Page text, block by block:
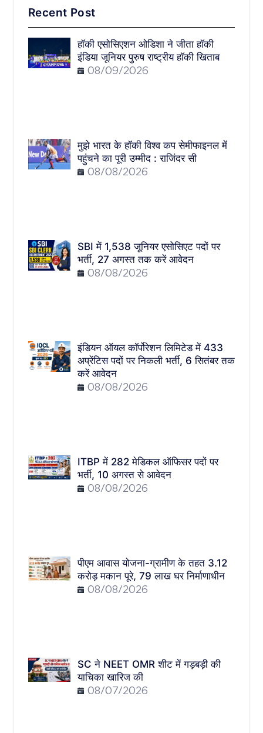
Recent Post
हॉकी एसोसिएशन ओडिशा ने जीता हॉकी
इंडिया जूनियर पुरुष राष्ट्रीय हॉकी खिताब
08/09/2026
मुझे भारत के हॉकी विश्व कप सेमीफाइनल में
पहुंचने का पूरी उम्मीद : राजिंदर सी
08/08/2026
SBI में 1,538 जूनियर एसोसिएट पदों पर
भर्ती, 27 अगस्त तक करें आवेदन
08/08/2026
इंडियन ऑयल कॉर्पोरेशन लिमिटेड में 433
अप्रेंटिस पदों पर निकली भर्ती, 6 सितंबर तक
करें आवेदन
08/08/2026
ITBP में 282 मेडिकल ऑफिसर पदों पर
भर्ती, 10 अगस्त से आवेदन
08/08/2026
पीएम आवास योजना-ग्रामीण के तहत 3.12
करोड़ मकान पूरे, 79 लाख घर निर्माणाधीन
08/08/2026
SC ने NEET OMR शीट में गड़बड़ी की
याचिका खारिज की
08/07/2026